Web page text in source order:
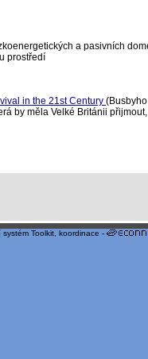
a pasivních
prostředí
in the 21st Century
by měla Velké Británii
Toolkit , koordinace -